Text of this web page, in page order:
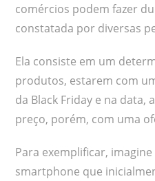
comércios podem fazer
constatada por diversas
Ela consiste em um
produtos, estarem com
da Black Friday e na
preço, porém, com uma
Para exemplificar,
smartphone que